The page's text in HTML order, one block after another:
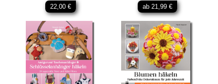
22,00 € ab 21,99 €